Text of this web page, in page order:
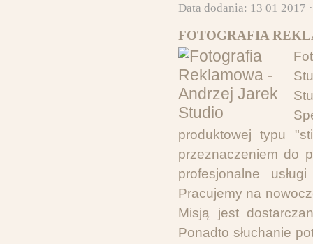
Data dodania: 13 01 2017
FOTOGRAFIA
produktowej typu
przeznaczeniem do
profesjonalne
Pracujemy na
Misją jest
Ponadto słuchanie